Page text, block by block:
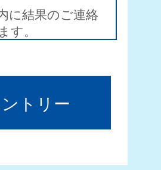
に結果のご連絡
す。
トリー